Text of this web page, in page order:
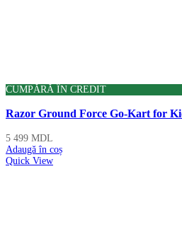
CUMPĂRĂ ÎN CREDIT
Razor Ground Force Go-Kart for
5 499 MDL
Adaugă în coș
Quick View